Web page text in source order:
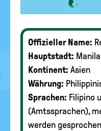
Offizieller Name:
Hauptstadt: Manila
Kontinent: Asien
Währung:
Sprachen: Filipino
(Amtssprachen),
werden gesprochen